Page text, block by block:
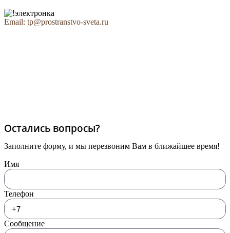
Email: tp@prostranstvo-sveta.ru
Остались вопросы?
Заполните форму, и мы перезвоним Вам в ближайшее время!
Имя
Телефон
Сообщение